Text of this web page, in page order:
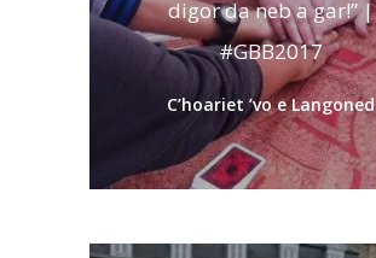
digor da neb a gar!” |
#GBB2017
C’hoariet ’vo e Langoned